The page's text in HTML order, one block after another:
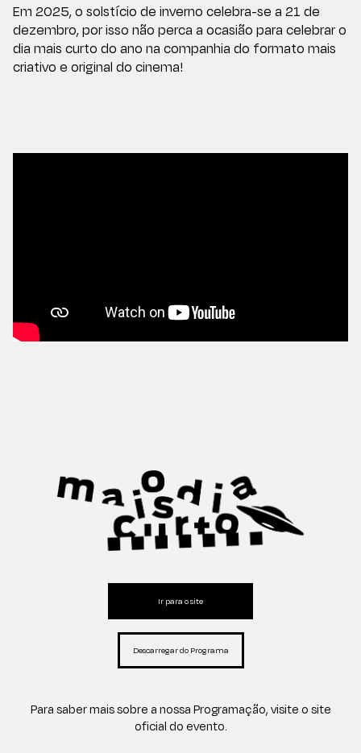
Em 2025, o solstício de inverno celebra-se a 21 de
dezembro, por isso não perca a ocasião para celebrar o
dia mais curto do ano na companhia do formato mais
criativo e original do cinema!
Ir para o site
Descarregar do Programa
Para saber mais sobre a nossa Programação, visite o site
oficial do evento.